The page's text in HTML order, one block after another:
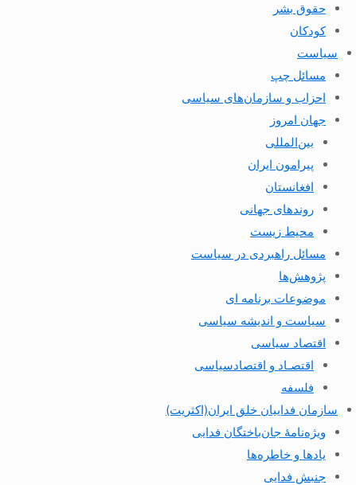
حقوق بشر
کودکان
سیاست
مسائل چپ
احزاب و سازمان‌های سیاسی
جهان امروز
بین‌المللی
پیرامون ایران
افغانستان
روندهای جهانی
محیط زیست
مسائل راهبردی در سیاست
پژوهش‌ها
موضوعات برنامه ای
سیاست و اندیشه سیاسی
اقتصاد سیاسی
اقتصـاد و اقتصاد‌سیاسی
فلسفه
سازمان فداییان خلق ایران(اکثریت)
ویژه‌نامهٔ جان‌باختگان فدایی
یادها و خاطره‌ها
جنبش فدایی